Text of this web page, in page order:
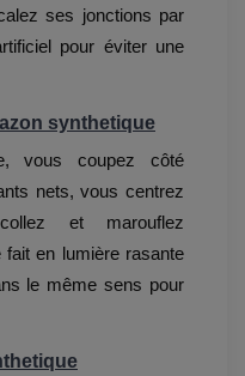
ses jonctions par
pour éviter une
synthetique
vous coupez côté
nets, vous centrez
et marouflez
fait en lumière rasante
le même sens pour